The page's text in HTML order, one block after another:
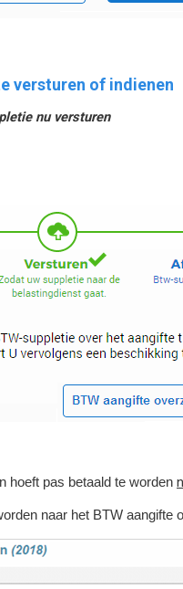
versturen of indienen
nu versturen
hoeft pas betaald te worden
naar het BTW